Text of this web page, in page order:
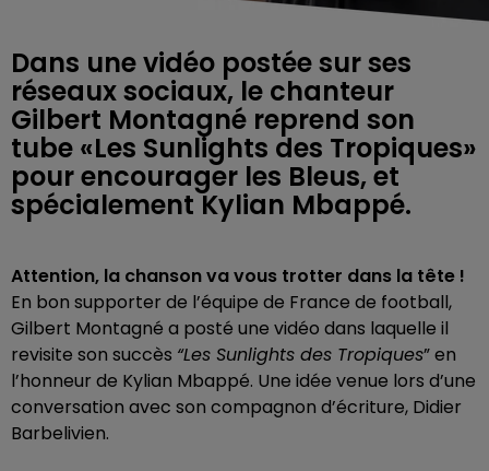
Dans une vidéo postée sur ses
réseaux sociaux, le chanteur
Gilbert Montagné reprend son
tube «Les Sunlights des Tropiques»
pour encourager les Bleus, et
spécialement Kylian Mbappé.
Attention, la chanson va vous trotter dans la tête !
En bon supporter de l’équipe de France de football,
Gilbert Montagné a posté une vidéo dans laquelle il
revisite son succès “Les Sunlights des Tropiques” en
l’honneur de Kylian Mbappé. Une idée venue lors d’une
conversation avec son compagnon d’écriture, Didier
Barbelivien.